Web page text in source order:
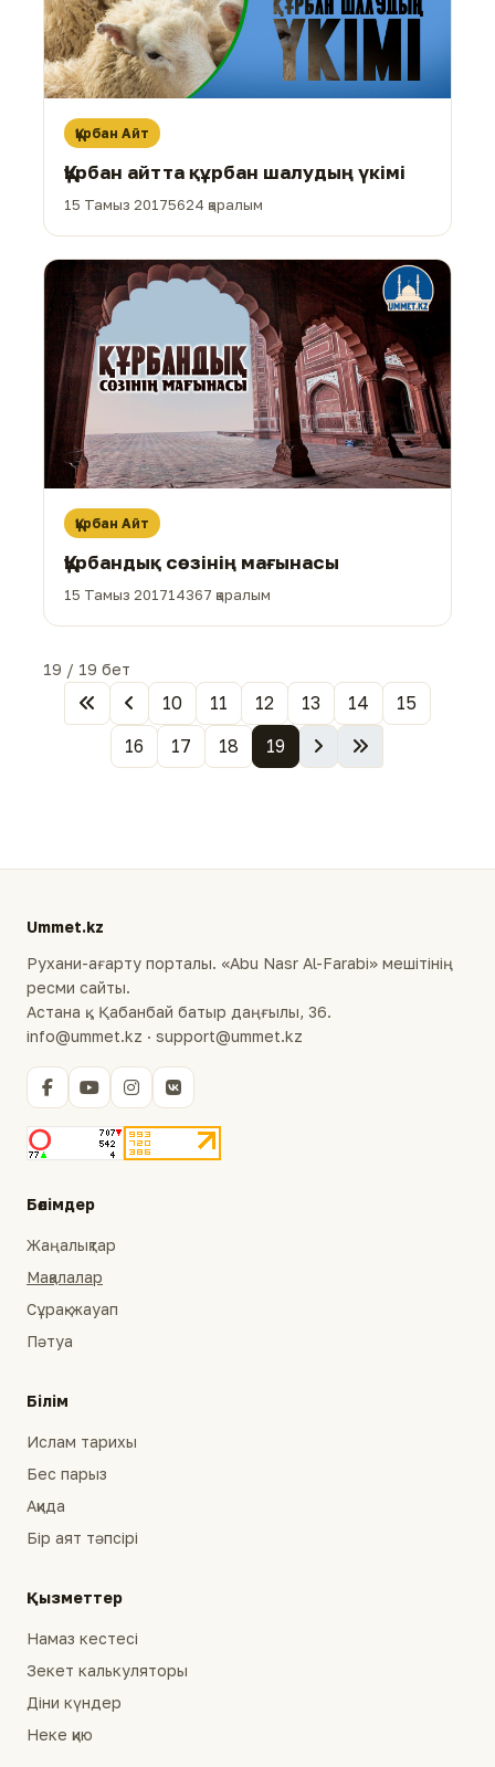
Құрбан Айт
Құрбан айтта құрбан шалудың үкімі
15 Тамыз 20175624 қаралым
Құрбан Айт
Құрбандық сөзінің мағынасы
15 Тамыз 201714367 қаралым
19 / 19 бет
10 11 12 13 14
15
16
17 18 19
Ummet.kz
Рухани-ағарту порталы. «Abu Nasr Al-Farabi» мешітінің
ресми сайты.
Астана қ., Қабанбай батыр даңғылы, 36.
info@ummet.kz · support@ummet.kz
Бөлімдер
Жаңалықтар
Мақалалар
Сұрақ-жауап
Пәтуа
Білім
Ислам тарихы
Бес парыз
Ақида
Бір аят тәпсірі
Қызметтер
Намаз кестесі
Зекет калькуляторы
Діни күндер
Неке қию